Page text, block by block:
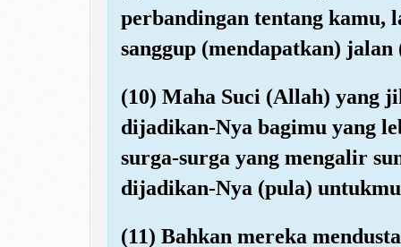
perbandingan tentang kamu,
sanggup (mendapatkan)
(10) Maha Suci (Allah) yang
dijadikan-Nya bagimu yang
surga-surga yang mengalir
dijadikan-Nya (pula)
(11) Bahkan mereka